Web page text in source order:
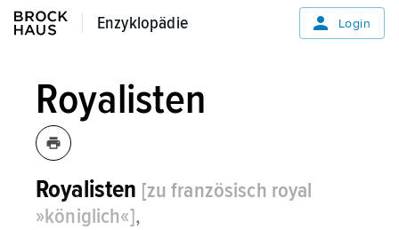
Enzyklopädie
Enzyklopädie Login
Royalisten
Royalisten [zu französisch royal
»königlich«],